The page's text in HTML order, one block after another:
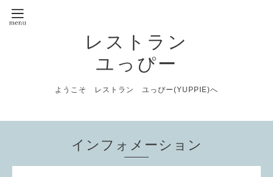
レストラン
ユっぴー
ようこそ レストラン ユっぴー(YUPPIE)へ
インフォメーション